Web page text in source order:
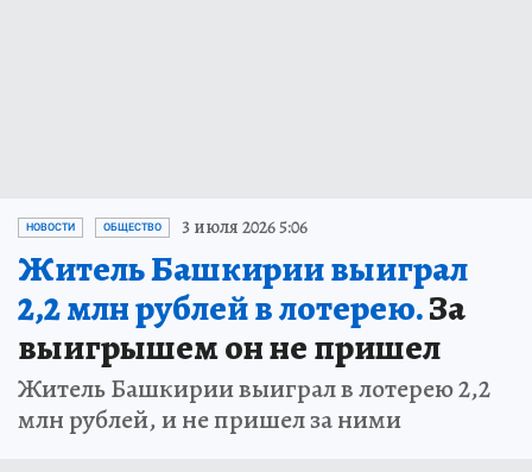
НОВОСТИ ОБЩЕСТВО 3 июля 2026 5:06
Житель Башкирии выиграл
2,2 млн рублей в лотерею.За
выигрышем он не пришел
Житель Башкирии выиграл в лотерею 2,2
млн рублей, и не пришел за ними